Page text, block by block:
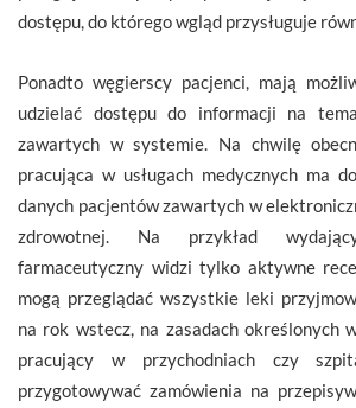
dostępu, do którego wgląd przysługuje
Ponadto węgierscy pacjenci, mają
udzielać dostępu do informacji na
zawartych w systemie. Na chwilę
pracująca w usługach medycznych ma
danych pacjentów zawartych w
zdrowotnej. Na przykład
farmaceutyczny widzi tylko aktywne
mogą przeglądać wszystkie leki
na rok wstecz, na zasadach określonych
pracujący w przychodniach czy
przygotowywać zamówienia na